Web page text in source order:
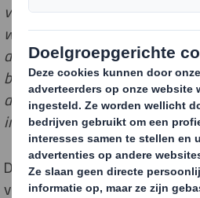
van de mogelijkheden van een
werken hier graag aan mee
doorstromen vanaf de lagere
bewust zijn van de vele
de techniek en industrie én dat
interessant zijn.”
De #STEMhelden-campagne zet
verschillende STEM-profielen